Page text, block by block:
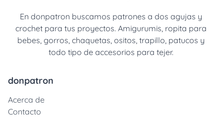
En donpatron buscamos patrones a dos agujas y
crochet para tus proyectos. Amigurumis, ropita para
bebes, gorros, chaquetas, ositos, trapillo, patucos y
todo tipo de accesorios para tejer.
donpatron
Acerca de
Contacto